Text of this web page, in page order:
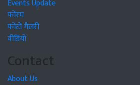
Events Update
फोरम
फोटो गैलरी
वीडियो
Contact
About Us